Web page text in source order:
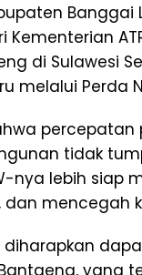
di Sulawesi
melalui Perda
percepatan
tidak
nya lebih siap
dan mencegah
yang